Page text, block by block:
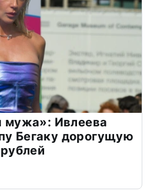
мужа»: Ивлеева
Бегаку дорогущую